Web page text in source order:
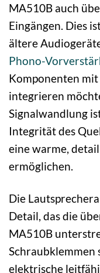
MA510B auch
Eingängen. Dies
ältere
Phono-
Komponenten mit
integrieren
Signalwandlung
Integrität des
eine warme,
ermöglichen.
Die
Detail, das die
MA510B
Schraubklemmen
elektrische